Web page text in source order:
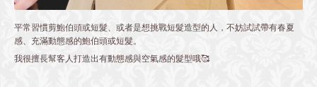
平常習慣剪鮑伯頭或短髮、或者是想挑戰短髮造型的人，不妨試試帶有春夏
感、充滿動態感的鮑伯頭或短髮。
我很擅長幫客人打造出有動態感與空氣感的髮型哦🥰